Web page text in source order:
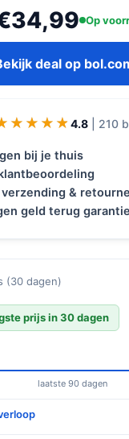
Op
deal op
4.8 | 210
bij je thuis
&
geld terug garantie
(30 dagen)
prijs in 30 dagen
laatste 90 dagen